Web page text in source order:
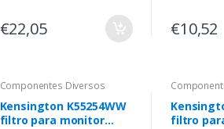
€22,05 €10,52
Componentes Diversos
Kensington K55254WW
filtro para monitor
filtro